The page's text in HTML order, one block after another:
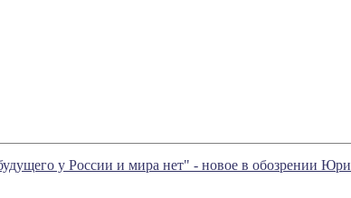
у России и мира нет" - новое в обозрении